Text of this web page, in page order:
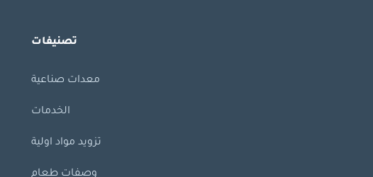
تصنيفات
معدات صناعية
الخدمات
تزويد مواد اولية
وصفات طعام